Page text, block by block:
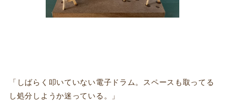
「しばらく叩いていない電子ドラム。スペースも取ってる
し処分しようか迷っている。」